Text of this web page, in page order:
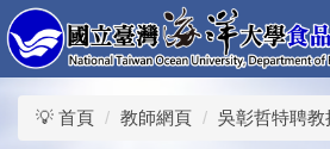
跳
到
主
要
💡 首頁 教師網頁 吳彰哲特聘教